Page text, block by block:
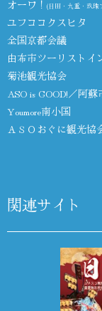
オーワ！ (日田・九重・玖珠
ユフココクスヒタ
全国京都会議
由布市ツーリストイ
菊池観光協会
ASO is GOOD!／阿
Youmore南小国
ＡＳＯおぐに観光協
関連サイト